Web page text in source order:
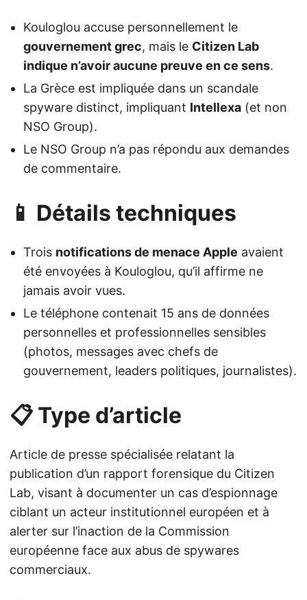
Kouloglou accuse personnellement le
gouvernement grec, mais le Citizen Lab
indique n’avoir aucune preuve en ce sens.
La Grèce est impliquée dans un scandale
spyware distinct, impliquant Intellexa (et non
NSO Group).
Le NSO Group n’a pas répondu aux demandes
de commentaire.
📱 Détails techniques
Trois notifications de menace Apple avaient
été envoyées à Kouloglou, qu’il affirme ne
jamais avoir vues.
Le téléphone contenait 15 ans de données
personnelles et professionnelles sensibles
(photos, messages avec chefs de
gouvernement, leaders politiques, journalistes).
📋 Type d’article
Article de presse spécialisée relatant la
publication d’un rapport forensique du Citizen
Lab, visant à documenter un cas d’espionnage
ciblant un acteur institutionnel européen et à
alerter sur l’inaction de la Commission
européenne face aux abus de spywares
commerciaux.